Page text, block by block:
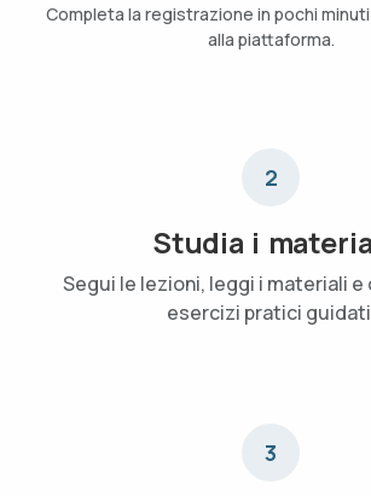
Completa la registrazione in pochi
alla piattaforma.
2
Studia i
Segui le lezioni, leggi i materiali
esercizi pratici
3